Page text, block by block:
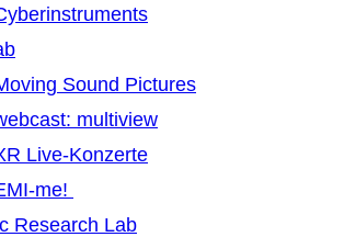
Sound Pictures
multiview
Live-Konzerte
me!
Research Lab